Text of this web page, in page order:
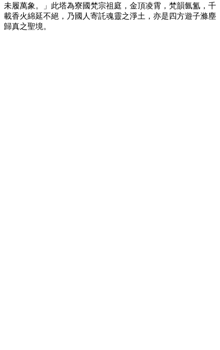
未履萬象。」此塔為寮國梵宗祖庭，金頂凌霄，梵韻氤氳，千
載香火綿延不絕，乃國人寄託魂靈之淨土，亦是四方遊子滌塵
歸真之聖境。